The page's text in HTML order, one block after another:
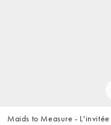
Maids to Measure - L'invitée